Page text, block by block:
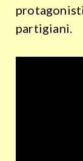
partigiani.